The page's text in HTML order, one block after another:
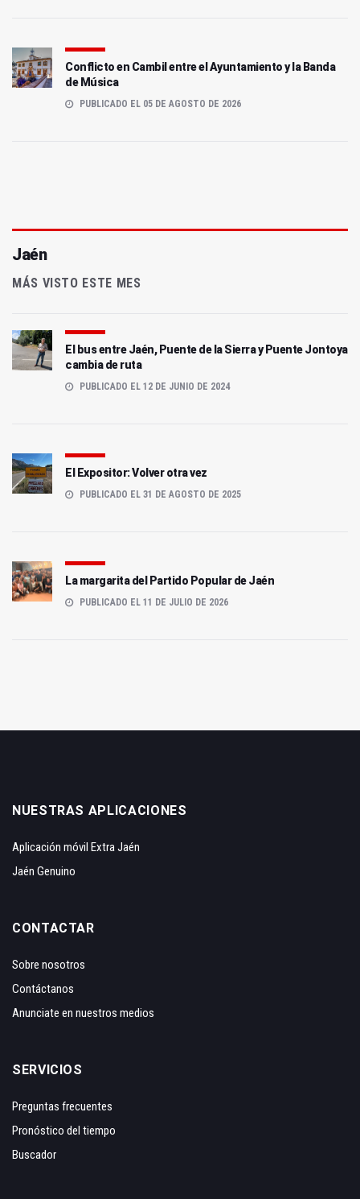
Conflicto en Cambil entre el Ayuntamiento y la Banda
de Música
PUBLICADO EL 05 DE AGOSTO DE 2026
Jaén
MÁS VISTO ESTE MES
El bus entre Jaén, Puente de la Sierra y Puente Jontoya
cambia de ruta
PUBLICADO EL 12 DE JUNIO DE 2024
El Expositor: Volver otra vez
PUBLICADO EL 31 DE AGOSTO DE 2025
La margarita del Partido Popular de Jaén
PUBLICADO EL 11 DE JULIO DE 2026
NUESTRAS APLICACIONES
Aplicación móvil Extra Jaén
Jaén Genuino
CONTACTAR
Sobre nosotros
Contáctanos
Anunciate en nuestros medios
SERVICIOS
Preguntas frecuentes
Pronóstico del tiempo
Buscador